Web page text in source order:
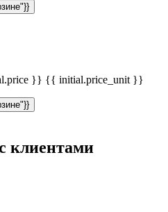
: "В корзине"}}
}} {{ initial.price_unit }}
: "В корзине"}}
клиентами